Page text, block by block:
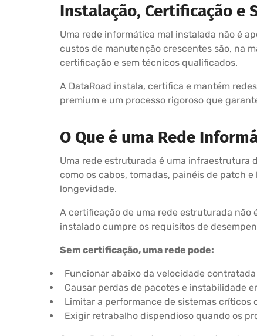
Instalação, Certificação e
Uma rede informática mal instalada não é
custos de manutenção crescentes são, na
certificação e sem técnicos qualificados.
A DataRoad instala, certifica e mantém
premium e um processo rigoroso que
O Que é uma Rede
Uma rede estruturada é uma infraestrutura
como os cabos, tomadas, painéis de patch
longevidade.
A certificação de uma rede estruturada não
instalado cumpre os requisitos de
Sem certificação, uma rede pode:
Funcionar abaixo da velocidade
Causar perdas de pacotes e instabilidade
Limitar a performance de sistemas críticos
Exigir retrabalho dispendioso quando os